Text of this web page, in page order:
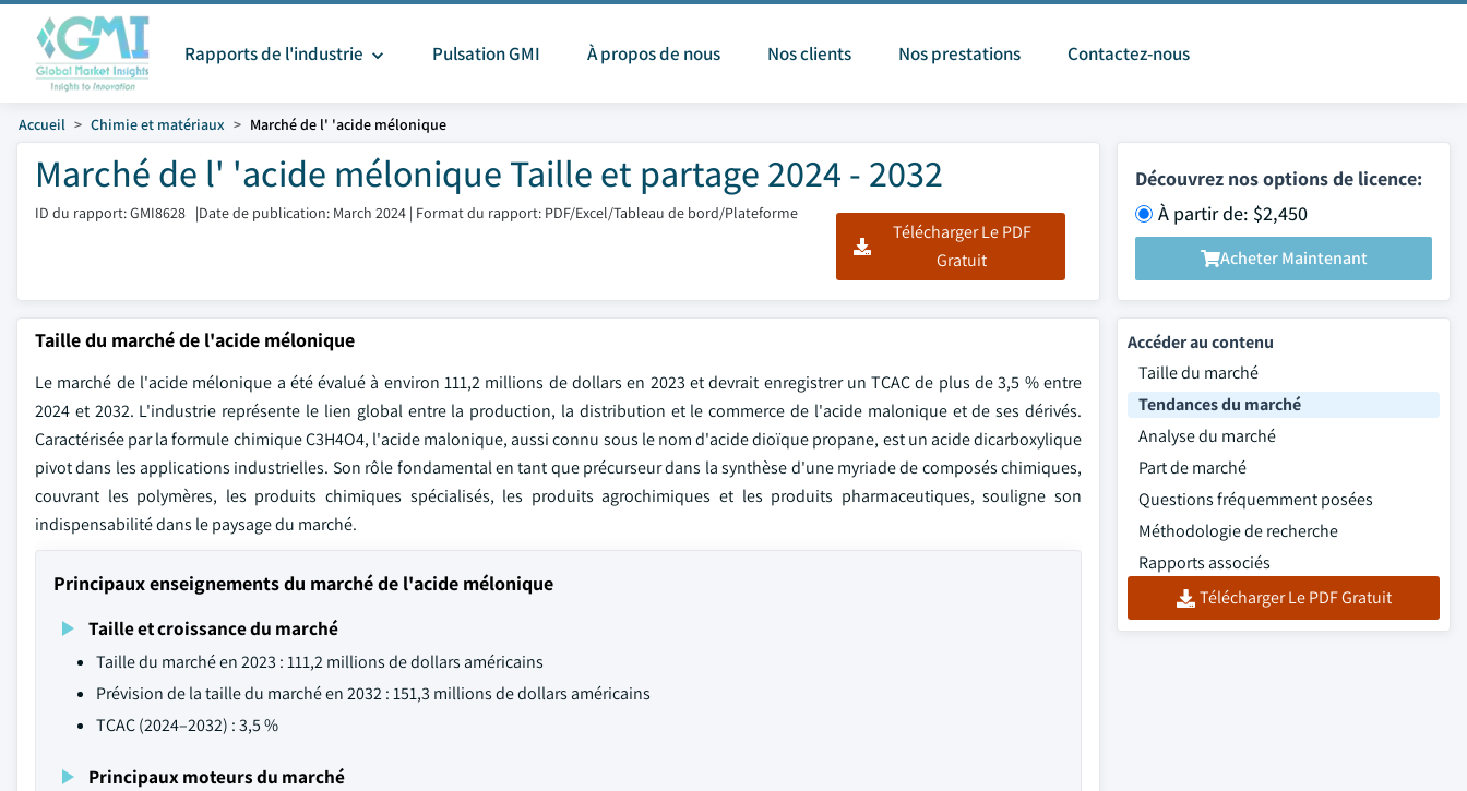
Rapports de l'industrie Pulsation GMI À propos de nous Nos clients Nos prestations Contactez-nous
Accueil Chimie et matériaux Marché de l' 'acide mélonique
Marché de l' 'acide mélonique Taille et partage 2024 - 2032
ID du rapport: GMI8628 |Date de publication: March 2024 | Format du rapport: PDF/Excel/Tableau de bord/Plateforme
Télécharger Le PDF
Gratuit
Découvrez nos options de licence:
À partir de: $2,450
Acheter Maintenant
Taille du marché de l'acide mélonique
Le marché de l'acide mélonique a été évalué à environ 111,2 millions de dollars en 2023 et devrait enregistrer un TCAC de plus de 3,5 % entre
2024 et 2032. L'industrie représente le lien global entre la production, la distribution et le commerce de l'acide malonique et de ses dérivés.
Caractérisée par la formule chimique C3H4O4, l'acide malonique, aussi connu sous le nom d'acide dioïque propane, est un acide dicarboxylique
pivot dans les applications industrielles. Son rôle fondamental en tant que précurseur dans la synthèse d'une myriade de composés chimiques,
couvrant les polymères, les produits chimiques spécialisés, les produits agrochimiques et les produits pharmaceutiques, souligne son
indispensabilité dans le paysage du marché.
Principaux enseignements du marché de l'acide mélonique
Taille et croissance du marché
Taille du marché en 2023 : 111,2 millions de dollars américains
Prévision de la taille du marché en 2032 : 151,3 millions de dollars américains
TCAC (2024–2032) : 3,5 %
Principaux moteurs du marché
Accéder au contenu
Taille du marché
Tendances du marché
Analyse du marché
Part de marché
Questions fréquemment posées
Méthodologie de recherche
Rapports associés
Télécharger Le PDF Gratuit